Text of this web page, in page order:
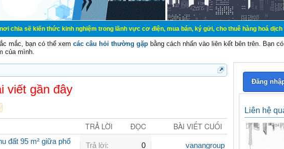
thức kinh nghiệm trong lãnh vực cơ điện, mua bán, ký gửi, cho thuê hàng hoá dịch vụ cá
mắc, bạn có thể xem các câu hỏi thường gặp bằng cách nhấn vào liên kết bên trên. Bạn
của mình.
viết gần đây
TRẢ LỜI ĐỌC BÀI VIẾT CUỐI
đất 95 m² giữa phố
Trả lời: 0 vanangroup
Đăng
Liên hệ